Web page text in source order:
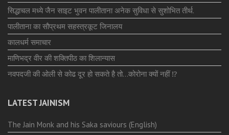
सिद्धाचल मध्ये जैन साइट भुवन पालीताना अनेक सुविधा से सुशोभित तीर्थ.
पालीताना का सौप्रथम सहस्त्रकूट जिनालय
कालधर्म समाचार
माणिभद्र वीर की शक्तिपीठ का शिलान्यास
नवपदजी की ओली से कोढ दूर हो सकते है तो…कोरोना क्यों नहीं ⁉️
LATEST JAINISM
The Jain Monk and his Saka saviours (English)